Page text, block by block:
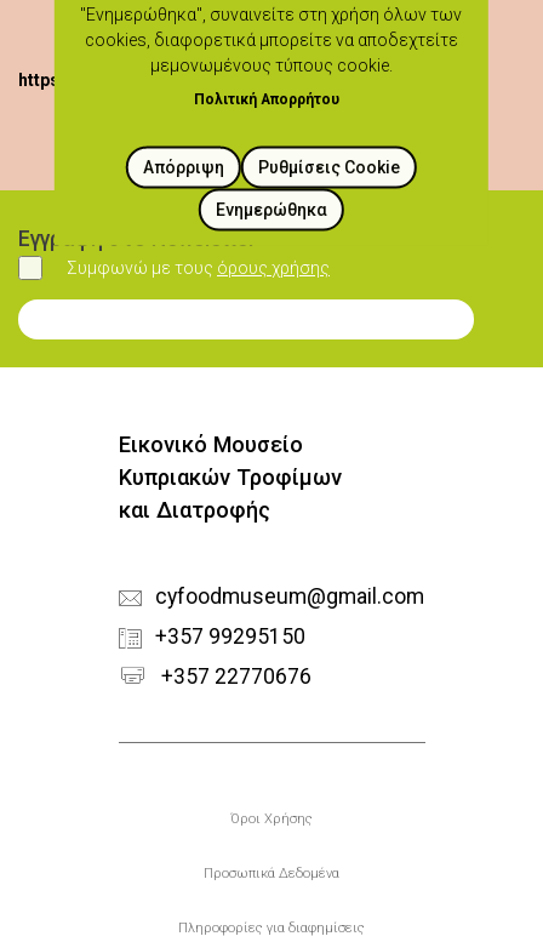
https://heartlandoflegends.com/workshops/
Εγγραφή στο Newsletter
Συμφωνώ
Συμφωνώ με τους όρους χρήσης
Εγγραφή στο Newsletter
Εικονικό Μουσείο
Κυπριακών Τροφίμων
και Διατροφής
cyfoodmuseum@gmail.com
+357 99295150
+357 22770676
Υποσέλιδο
Όροι Χρήσης
Προσωπικά Δεδομένα
Πληροφορίες για διαφημίσεις
"Ενημερώθηκα", συναινείτε στη χρήση όλων των
cookies, διαφορετικά μπορείτε να αποδεχτείτε
μεμονωμένους τύπους cookie.
Πολιτική Απορρήτου
Ρυθμίσεις Cookie
Απόρριψη
Ενημερώθηκα